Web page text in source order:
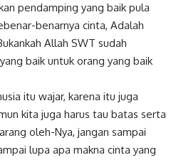
pendamping yang baik pula
benarnya cinta, Adalah
Allah SWT sudah
baik untuk orang yang baik
itu wajar, karena itu juga
kita juga harus tau batas serta
oleh-Nya, jangan sampai
lupa apa makna cinta yang